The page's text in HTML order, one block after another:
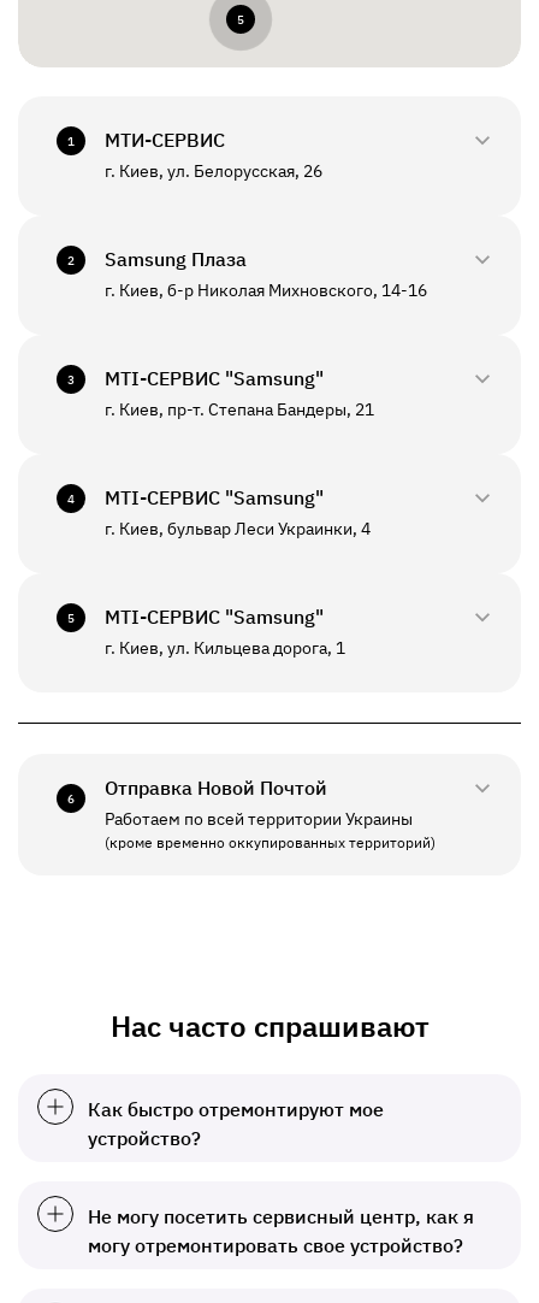
5
1 МТИ-СЕРВИС
г. Киев, ул. Белорусская, 26
+380(44)458-3870
СБ - ВС
Выходной
К данному отделению возможна отправка *
2 Samsung Плаза
г. Киев, б-р Николая Михновского, 14-16
+380(44)590-2805
СБ - ВС
Выходной
К данному отделению возможна отправка *
3 МТI-СЕРВИС "Samsung"
г. Киев, пр-т. Степана Бандеры, 21
+380(67)550-7601
4 МТI-СЕРВИС "Samsung"
г. Киев, бульвар Леси Украинки, 4
+380(67)550-7639
5 МТI-СЕРВИС "Samsung"
г. Киев, ул. Кильцева дорога, 1
+380(67)550-7641
ПН - ПТ
11:00 - 19:00
Выходной
6 Отправка Новой Почтой
Работаем по всей территории Украины
(кроме временно оккупированных территорий)
Нас часто спрашивают
Как быстро отремонтируют мое
устройство?
Не могу посетить сервисный центр, как я
могу отремонтировать свое устройство?